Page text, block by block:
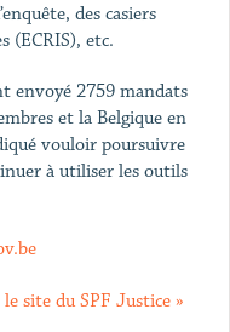
des casiers
(ECRIS), etc.
envoyé 2759 mandats
et la Belgique en
vouloir poursuivre
à utiliser les outils
site du SPF Justice »